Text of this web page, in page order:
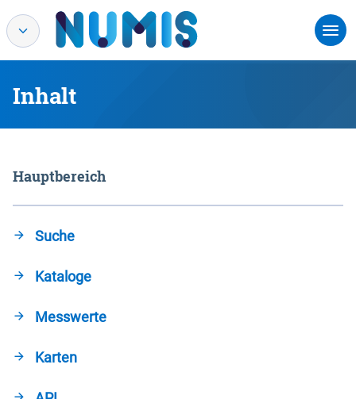
Inhalt
Hauptbereich
Suche
Kataloge
Messwerte
Karten